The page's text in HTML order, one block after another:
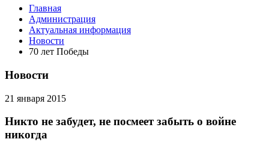
Главная
Администрация
Актуальная информация
Новости
70 лет Победы
Новости
21 января 2015
Никто не забудет, не посмеет забыть о войне
никогда